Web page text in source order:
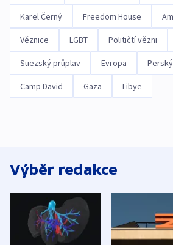
Karel Černý Freedom House
Věznice LGBT Političtí vězni
Suezský průplav Evropa
Camp David Gaza Libye
Výběr redakce